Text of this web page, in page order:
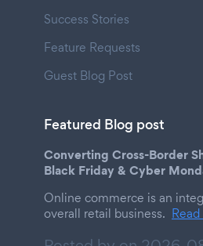
Success Stories
Feature Requests
Guest Blog Post
Featured Blog post
Converting Cross-Border
Black Friday & Cyber
Online commerce is an
overall retail business.